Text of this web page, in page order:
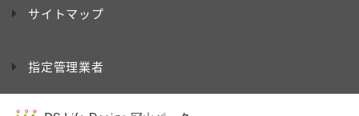
サイトマップ
指定管理業者